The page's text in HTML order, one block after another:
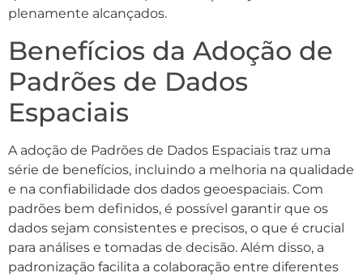
plenamente alcançados.
Benefícios da Adoção de
Padrões de Dados
Espaciais
A adoção de Padrões de Dados Espaciais traz uma
série de benefícios, incluindo a melhoria na qualidade
e na confiabilidade dos dados geoespaciais. Com
padrões bem definidos, é possível garantir que os
dados sejam consistentes e precisos, o que é crucial
para análises e tomadas de decisão. Além disso, a
padronização facilita a colaboração entre diferentes